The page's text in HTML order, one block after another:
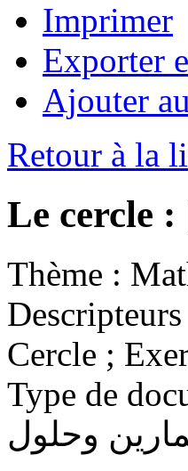
Imprimer
Exporter
Ajouter
Retour à la
Le cercle
Thème :
Descripteurs
Cercle ;
Type de
وحلول